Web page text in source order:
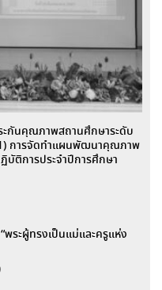
ะกันคุณภาพสถานศึกษาระดับ
การจัดทำแผนพัฒนาคุณภาพ
ติการประจำปีการศึกษา
ระผู้ทรงเป็นแม่และครูแห่ง